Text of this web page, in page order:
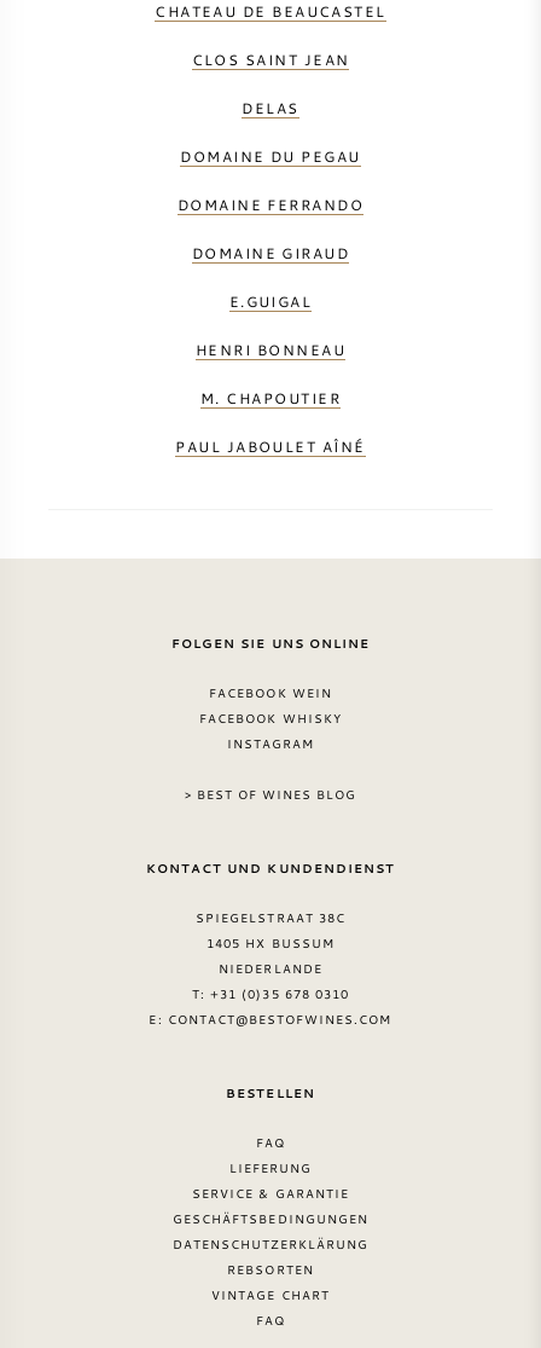
CHATEAU DE BEAUCASTEL
CLOS SAINT JEAN
DELAS
DOMAINE DU PEGAU
DOMAINE FERRANDO
DOMAINE GIRAUD
E.GUIGAL
HENRI BONNEAU
M. CHAPOUTIER
PAUL JABOULET AÎNÉ
FOLGEN SIE UNS ONLINE
FACEBOOK WEIN
FACEBOOK WHISKY
INSTAGRAM
> BEST OF WINES BLOG
KONTACT UND KUNDENDIENST
SPIEGELSTRAAT 38C
1405 HX BUSSUM
NIEDERLANDE
T: +31 (0)35 678 0310
E: CONTACT@BESTOFWINES.COM
BESTELLEN
FAQ
LIEFERUNG
SERVICE & GARANTIE
GESCHÄFTSBEDINGUNGEN
DATENSCHUTZERKLÄRUNG
REBSORTEN
VINTAGE CHART
FAQ